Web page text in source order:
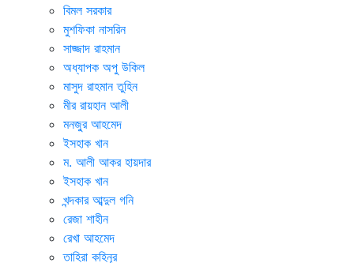
বিমল সরকার
মুশফিকা নাসরিন
সাজ্জাদ রাহমান
অধ্যাপক অপু উকিল
মাসুদ রাহমান তুহিন
মীর রায়হান আলী
মনজু্র আহমেদ
ইসহাক খান
ম. আলী আকর হায়দার
ইসহাক খান
খন্দকার আব্দুল গনি
রেজা শাহীন
রেখা আহমেদ
তাহিরা কহিনূর